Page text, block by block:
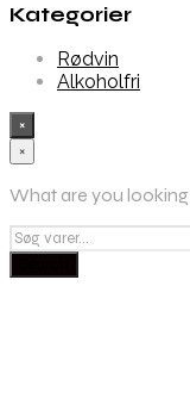
Kategorier
Rødvin
Alkoholfri
×
×
What are you